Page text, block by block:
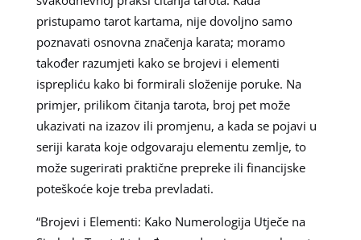
pristupamo tarot kartama, nije dovoljno samo
poznavati osnovna značenja karata; moramo
također razumjeti kako se brojevi i elementi
isprepliću kako bi formirali složenije poruke. Na
primjer, prilikom čitanja tarota, broj pet može
ukazivati na izazov ili promjenu, a kada se pojavi u
seriji karata koje odgovaraju elementu zemlje, to
može sugerirati praktične prepreke ili financijske
poteškoće koje treba prevladati.
“Brojevi i Elementi: Kako Numerologija Utječe na